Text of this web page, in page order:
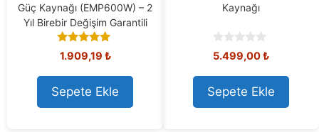
Güç Kaynağı (EMP600W) – 2
Yıl Birebir Değişim Garantili
5.00
out of 5
1.909,19 ₺
Sepete Ekle
Kaynağı
0
o
u
t
o
f
5.499,00₺
Sepete Ekle